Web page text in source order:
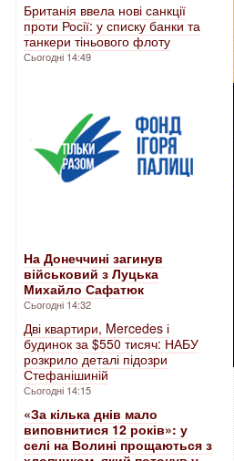
Британія ввела нові санкції
проти Росії: у списку банки та
танкери тіньового флоту
Сьогодні 14:49
На Донеччині загинув
військовий з Луцька
Михайло Сафатюк
Сьогодні 14:32
Дві квартири, Mercedes і
будинок за $550 тисяч: НАБУ
розкрило деталі підозри
Стефанішиній
Сьогодні 14:15
«За кілька днів мало
виповнитися 12 років»: у
селі на Волині прощаються з